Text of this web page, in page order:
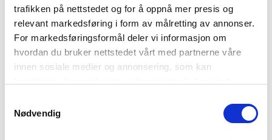
trafikken på nettstedet og for å oppnå mer presis og
relevant markedsføring i form av målretting av annonser.
For markedsføringsformål deler vi informasjon om
hvordan du bruker nettstedet vårt med partnerne våre
innen sosiale medier og annonsering, som kan
din bruk av tjenestene deres. Les mer om hvilke
opplysninger vi samler og hva vi ber om samtykke til i
Nødvendig
Myk og behagelig shorts i viskose og lin i romslig
passform.
Høyt liv med med trukket elastikk og snøring
2 skråstilte lommer foran